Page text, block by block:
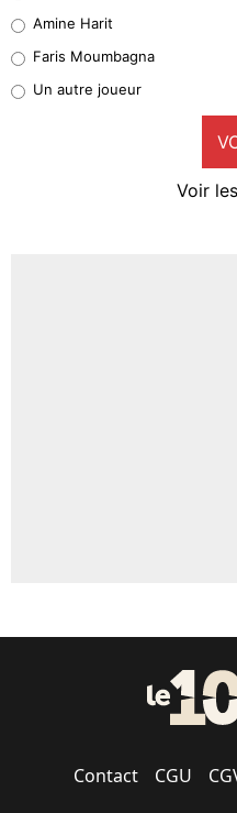
1%
9%
Amine Harit
Faris Moumbagna
Un autre joueur
Voir
Contact CGU